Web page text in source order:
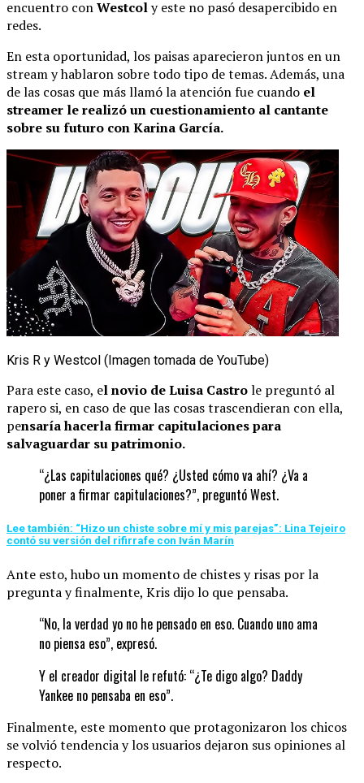
encuentro conWestcoly este no pasó desapercibido en
redes.
En esta oportunidad, los paisas aparecieron juntos en un
stream y hablaron sobre todo tipo de temas. Además, una
de las cosas que más llamó la atención fue cuando el
streamer le realizó un cuestionamiento al cantante
sobre su futuro con Karina García.
Kris R y Westcol (Imagen tomada de YouTube)
Para este caso, el novio de Luisa Castrole preguntó al
rapero si, en caso de que las cosas trascendieran con ella,
pensaría hacerla firmar capitulaciones para
salvaguardar su patrimonio.
“¿Las capitulaciones qué? ¿Usted cómo va ahí? ¿Va a
poner a firmar capitulaciones?”, preguntó West.
Lee también: “Hizo un chiste sobre mí y mis parejas”: Lina Tejeiro
contó su versión del rifirrafe con Iván Marín
Ante esto, hubo un momento de chistes y risas por la
pregunta y finalmente, Kris dijo lo que pensaba.
“No, la verdad yo no he pensado en eso. Cuando uno ama
no piensa eso”, expresó.
Y el creador digital le refutó: “¿Te digo algo? Daddy
Yankee no pensaba en eso”.
Finalmente, este momento que protagonizaron los chicos
se volvió tendencia y los usuarios dejaron sus opiniones al
respecto.